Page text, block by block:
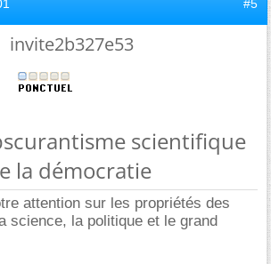
#5
invite2b327e53
scientifique
la démocratie
attention sur les propriétés des
science, la politique et le grand